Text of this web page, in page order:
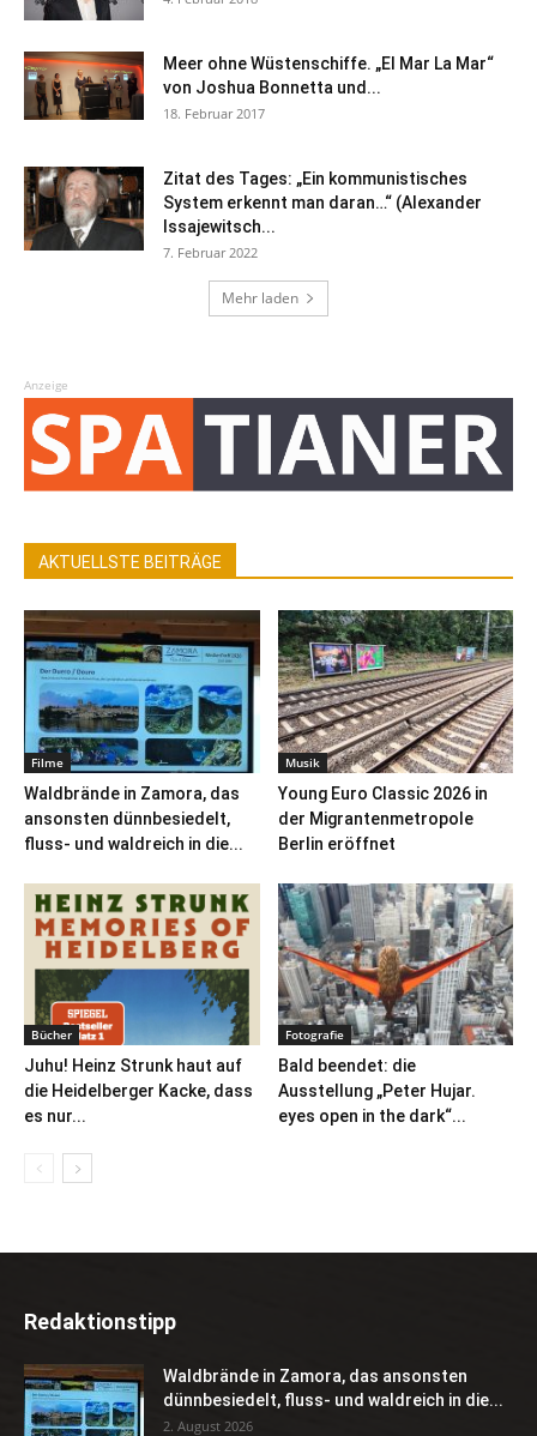
Meer ohne Wüstenschiffe. „El Mar La Mar“
von Joshua Bonnetta und...
18. Februar 2017
Zitat des Tages: „Ein kommunistisches
System erkennt man daran…“ (Alexander
Issajewitsch...
7. Februar 2022
Mehr laden
Anzeige
AKTUELLSTE BEITRÄGE
Filme
Waldbrände in Zamora, das
ansonsten dünnbesiedelt,
fluss- und waldreich in die...
Musik
Young Euro Classic 2026 in
der Migrantenmetropole
Berlin eröffnet
Bücher
Juhu! Heinz Strunk haut auf
die Heidelberger Kacke, dass
es nur...
Fotografie
Bald beendet: die
Ausstellung „Peter Hujar.
eyes open in the dark“...
Redaktionstipp
Waldbrände in Zamora, das ansonsten
dünnbesiedelt, fluss- und waldreich in die...
2. August 2026